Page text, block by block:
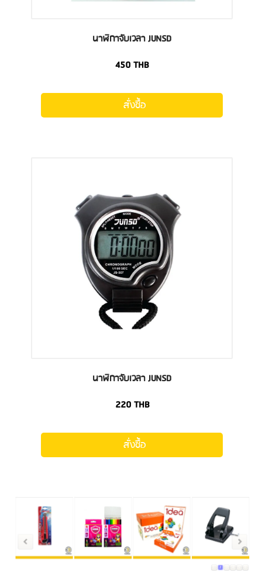
นาฬิกาจับเวลา JUNSD
450THB
สั่งซื้อ
นาฬิกาจับเวลา JUNSD
220 THB
สั่งซื้อ
2